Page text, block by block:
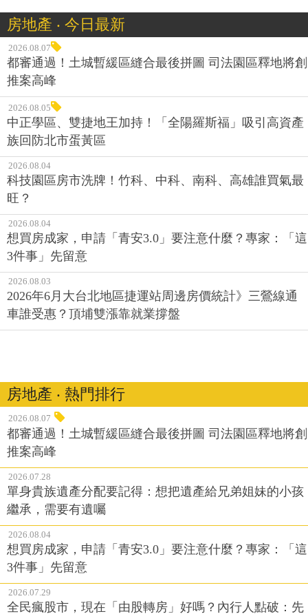
房地產 ‧ 今日最新
2026.08.07
都審通過！土城暫緩區縫合最後拼圖 司法園區釋地將創
推案高峰
2026.08.05
中正學區、雙捷地王加持！「全陽羅斯福」吸引高資產
族回防北市蛋黃區
2026.08.04
科技園區房市洗牌！竹科、中科、南科、高雄誰買氣最
旺？
2026.08.04
想買房成家，申請「青安3.0」要注意什麼？專家：「這
3件事」先留意
2026.08.03
2026年6月大台北地區捷運站周邊房價統計》三鶯線通
車誰受惠？頂埔雙漲靠就業撐盤
房地產 ‧ 熱門排行
2026.08.07
都審通過！土城暫緩區縫合最後拼圖 司法園區釋地將創
推案高峰
2026.07.28
單身貴族遺產分配要記得：想把遺產給兄弟姐妹的小孩
繼承，需要有遺囑
2026.08.04
想買房成家，申請「青安3.0」要注意什麼？專家：「這
3件事」先留意
2026.07.29
全民瘋股市，現在「由股轉房」好嗎？內行人點破：先